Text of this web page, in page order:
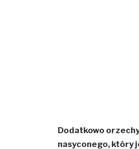
Dodatkowo
nasyconego, który